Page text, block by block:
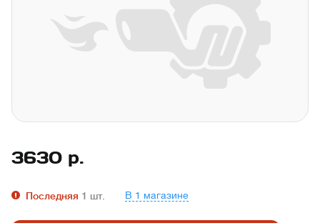
3630 р.
Последняя 1 шт. В 1 магазине